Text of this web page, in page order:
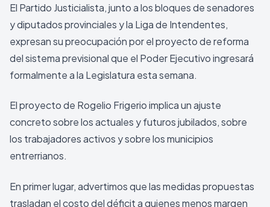
El Partido Justicialista, junto a los bloques de senadores
y diputados provinciales y la Liga de Intendentes,
expresan su preocupación por el proyecto de reforma
del sistema previsional que el Poder Ejecutivo ingresará
formalmente a la Legislatura esta semana.
El proyecto de Rogelio Frigerio implica un ajuste
concreto sobre los actuales y futuros jubilados, sobre
los trabajadores activos y sobre los municipios
entrerrianos.
En primer lugar, advertimos que las medidas propuestas
trasladan el costo del déficit a quienes menos margen